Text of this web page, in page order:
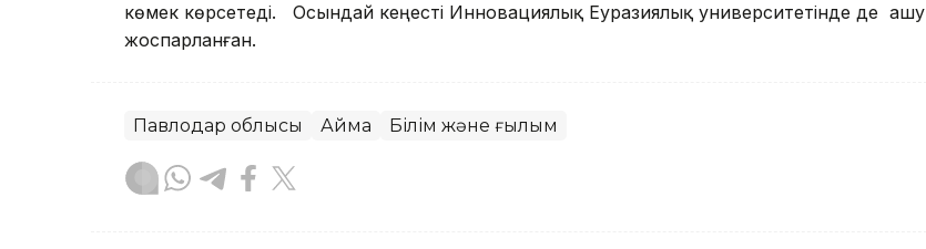
көмек көрсетеді. Осындай кеңесті Инновациялық Еуразиялық университетінде де ашу
жоспарланған.
Павлодар облысы Аймақ Білім және ғылым